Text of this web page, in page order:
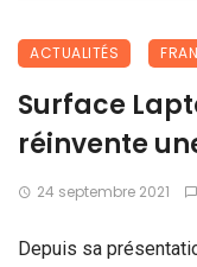
ACTUALITÉS
Surface
réinvente
24 septembre 2021
Depuis sa